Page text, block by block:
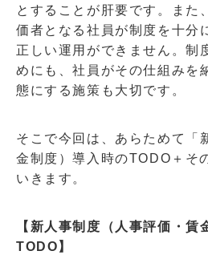
とすることが肝要です。また
価者となる社員が制度を十分
正しい運用ができません。制
めにも、社員がその仕組みを
態にする施策も大切です。
そこで今回は、あらためて「
金制度）導入時のTODO ＋そ
いきます。
【新人事制度（人事評価・賃
TODO 】